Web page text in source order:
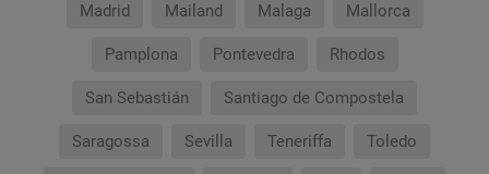
Madrid Mailand Malaga Mallorca
Pamplona Pontevedra Rhodos
San Sebastián Santiago de Compostela
Saragossa Sevilla Teneriffa Toledo